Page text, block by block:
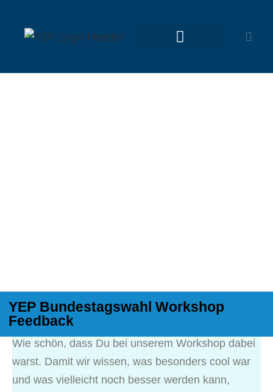
YEP Bundestagswahl Workshop
Feedback
Wie schön, dass Du bei unserem Workshop dabei
warst. Damit wir wissen, was besonders cool war
und was vielleicht noch besser werden kann,